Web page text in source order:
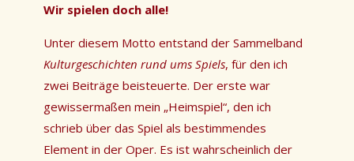
Wir spielen doch alle!
Unter diesem Motto entstand der Sammelband
Kulturgeschichten rund ums Spiels, für den ich
zwei Beiträge beisteuerte. Der erste war
gewissermaßen mein „Heimspiel“, den ich
schrieb über das Spiel als bestimmendes
Element in der Oper. Es ist wahrscheinlich der